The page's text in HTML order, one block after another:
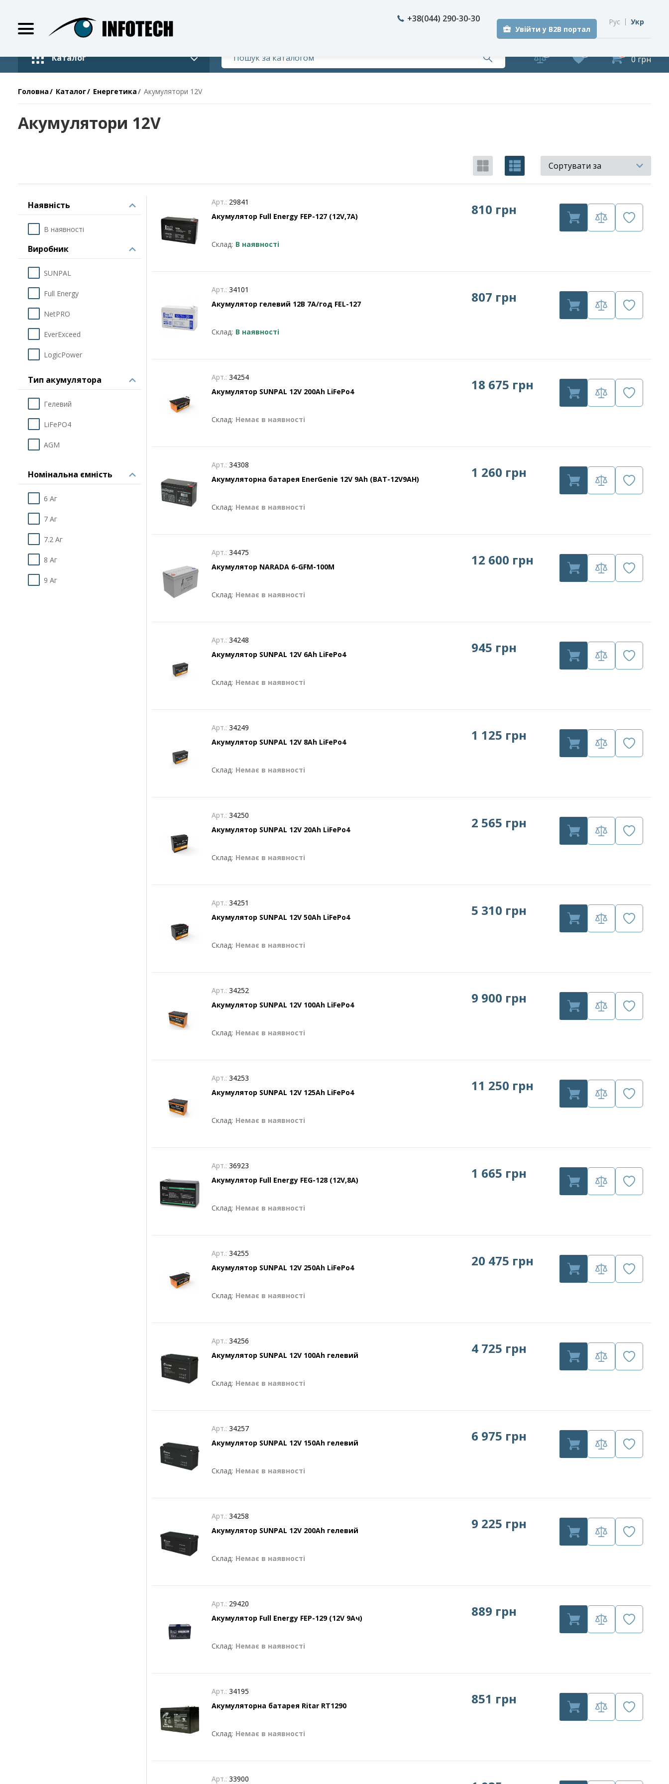
+38(044) 290-30-30
Увійти у B2B портал
Рус Укр
Каталог 0 грн
Головна Каталог Енергетика Акумулятори 12V
Акумулятори 12V
Сортувати за
Наявність
В наявності
Виробник
SUNPAL
Full Energy
NetPRO
EverExceed
LogicPower
Тип акумулятора
Гелевий
LiFePO4
AGM
Номінальна ємність
6 Аг
7 Аг
7.2 Аг
8 Аг
9 Аг
Арт.: 29841
Акумулятор Full Energy FEP-127 (12V,7A)
Склад: В наявності
810 грн
Арт.: 34101
Акумулятор гелевий 12В 7А/год FEL-127
Склад: В наявності
807 грн
Арт.: 34254
Акумулятор SUNPAL 12V 200Ah LiFePo4
Склад: Немає в наявності
18 675 грн
Арт.: 34308
Акумуляторна батарея EnerGenie 12V 9Ah (BAT-12V9AH)
Склад: Немає в наявності
1 260 грн
Арт.: 34475
Акумулятор NARADA 6-GFM-100M
Склад: Немає в наявності
12 600 грн
Арт.: 34248
Акумулятор SUNPAL 12V 6Ah LiFePo4
Склад: Немає в наявності
945 грн
Арт.: 34249
Акумулятор SUNPAL 12V 8Ah LiFePo4
Склад: Немає в наявності
1 125 грн
Арт.: 34250
Акумулятор SUNPAL 12V 20Ah LiFePo4
Склад: Немає в наявності
2 565 грн
Арт.: 34251
Акумулятор SUNPAL 12V 50Ah LiFePo4
Склад: Немає в наявності
5 310 грн
Арт.: 34252
Акумулятор SUNPAL 12V 100Ah LiFePo4
Склад: Немає в наявності
9 900 грн
Арт.: 34253
Акумулятор SUNPAL 12V 125Ah LiFePo4
Склад: Немає в наявності
11 250 грн
Арт.: 36923
Акумулятор Full Energy FEG-128 (12V,8A)
Склад: Немає в наявності
1 665 грн
Арт.: 34255
Акумулятор SUNPAL 12V 250Ah LiFePo4
Склад: Немає в наявності
20 475 грн
Арт.: 34256
Акумулятор SUNPAL 12V 100Ah гелевий
Склад: Немає в наявності
4 725 грн
Арт.: 34257
Акумулятор SUNPAL 12V 150Ah гелевий
Склад: Немає в наявності
6 975 грн
Арт.: 34258
Акумулятор SUNPAL 12V 200Ah гелевий
Склад: Немає в наявності
9 225 грн
Арт.: 29420
Акумулятор Full Energy FEP-129 (12V 9Ач)
Склад: Немає в наявності
889 грн
Арт.: 34195
Акумуляторна батарея Ritar RT1290
Склад: Немає в наявності
851 грн
Арт.: 33900